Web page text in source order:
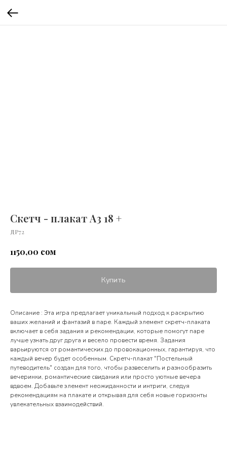
Скетч - плакат А3 18 +
ДР72
1150,00 сом
Купить
Описание : Эта игра предлагает уникальный подход к раскрытию
ваших желаний и фантазий в паре. Каждый элемент скретч-плаката
включает в себя задания и рекомендации, которые помогут паре
лучше узнать друг друга и весело провести время. Задания
варьируются от романтических до провокационных, гарантируя, что
каждый вечер будет особенным. Скретч-плакат "Постельный
путеводитель" создан для того, чтобы развеселить и разнообразить
вечеринки, романтические свидания или просто уютные вечера
вдвоем. Добавьте элемент неожиданности и интриги, следуя
рекомендациям на плакате и открывая для себя новые горизонты
увлекательных взаимодействий.